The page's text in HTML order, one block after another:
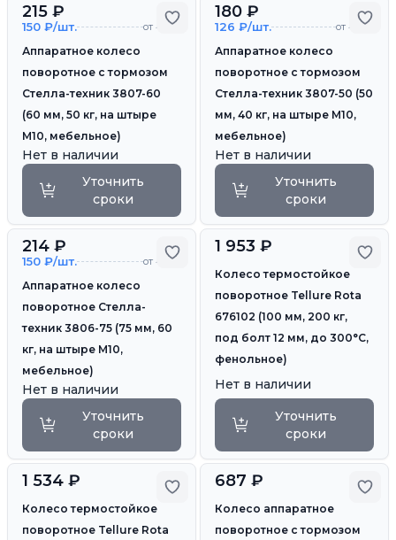
Добавить в избранное
215 ₽
150 ₽/шт. от 4 шт.
Аппаратное колесо
поворотное с тормозом
Стелла-техник 3807-60
(60 мм, 50 кг, на штыре
М10, мебельное)
Нет в наличии
Уточнить
сроки
180 ₽
126 ₽/шт. от 4 шт.
Аппаратное колесо
поворотное с тормозом
Стелла-техник 3807-50 (50
мм, 40 кг, на штыре М10,
мебельное)
Нет в наличии
Уточнить
сроки
Добавить в избранное
214 ₽
150 ₽/шт. от 4 шт.
Аппаратное колесо
поворотное Стелла-
техник 3806-75 (75 мм, 60
кг, на штыре М10,
мебельное)
Нет в наличии
Уточнить
сроки
1 953 ₽
Колесо термостойкое
поворотное Tellure Rota
676102 (100 мм, 200 кг,
под болт 12 мм, до 300°С,
фенольное)
Нет в наличии
Уточнить
сроки
Добавить в избранное
1 534 ₽
Колесо термостойкое
поворотное Tellure Rota
687 ₽
Колесо аппаратное
поворотное с тормозом